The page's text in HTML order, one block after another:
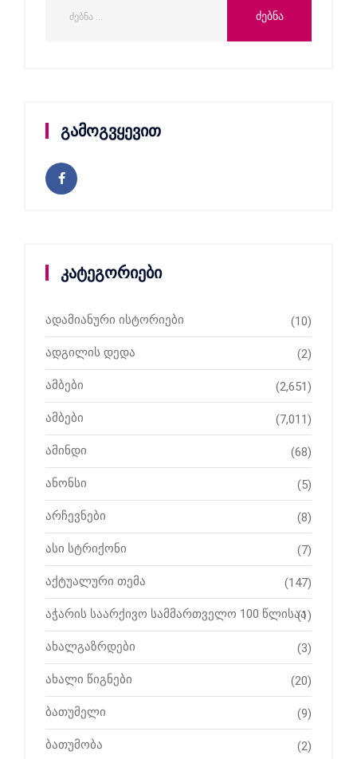
გამოგვყევით
კატეგორიები
ადამიანური ისტორიები (10)
ადგილის დედა (2)
ამბები (2,651)
ამბები (7,011)
ამინდი (68)
ანონსი (5)
არჩევნები (8)
ასი სტრიქონი (7)
აქტუალური თემა (147)
აჭარის საარქივო სამმართველო 100 წლისაა
(1)
ახალგაზრდები (3)
ახალი წიგნები (20)
ბათუმელი (9)
ბათუმობა (2)